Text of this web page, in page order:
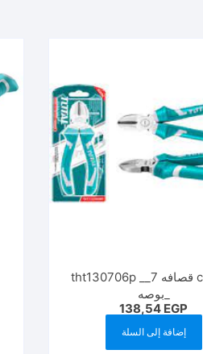
cutting قصافه tht130706p __7
_بوصه
138,54 EGP
إضافة إلى السلة